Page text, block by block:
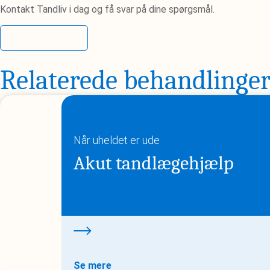
Kontakt Tandliv i dag og få svar på dine spørgsmål.
Relaterede
Når uheldet er ude
Akut tandlægehjælp
Se mere